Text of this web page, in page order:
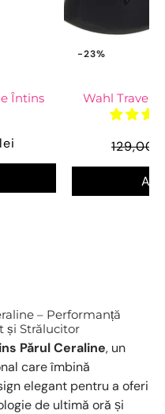
Întins
-23%
Wahl Travel
129,00
– Performanță
și Strălucitor
Părul Ceraline, un
care îmbină
elegant pentru a oferi
de ultimă oră și